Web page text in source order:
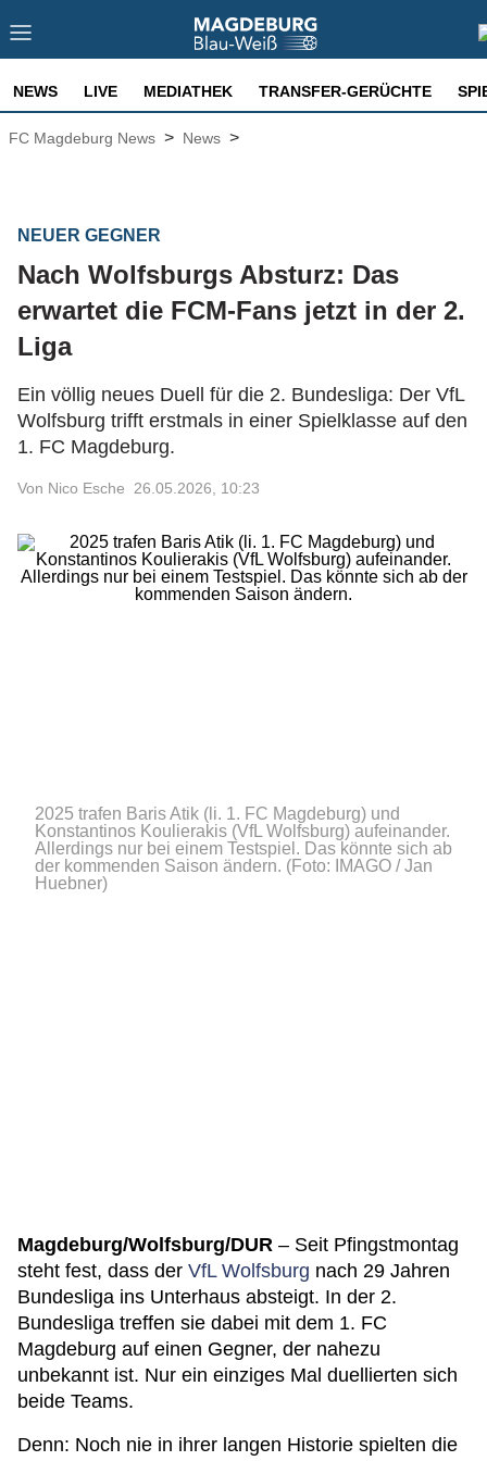
NEWS LIVE MEDIATHEK TRANSFER-GERÜCHTE
FC Magdeburg News > News >
NEUER GEGNER
Nach Wolfsburgs Absturz: Das
erwartet die FCM-Fans jetzt in der 2.
Liga
Ein völlig neues Duell für die 2. Bundesliga: Der VfL
Wolfsburg trifft erstmals in einer Spielklasse auf den
1. FC Magdeburg.
Von Nico Esche 26.05.2026, 10:23
2025 trafen Baris Atik (li. 1. FC Magdeburg) und
Konstantinos Koulierakis (VfL Wolfsburg) aufeinander.
Allerdings nur bei einem Testspiel. Das könnte sich ab
der kommenden Saison ändern. (Foto: IMAGO / Jan
Huebner)
Magdeburg/Wolfsburg/DUR – Seit Pfingstmontag
steht fest, dass der VfL Wolfsburg nach 29 Jahren
Bundesliga ins Unterhaus absteigt. In der 2.
Bundesliga treffen sie dabei mit dem 1. FC
Magdeburg auf einen Gegner, der nahezu
unbekannt ist. Nur ein einziges Mal duellierten sich
beide Teams.
Denn: Noch nie in ihrer langen Historie spielten die